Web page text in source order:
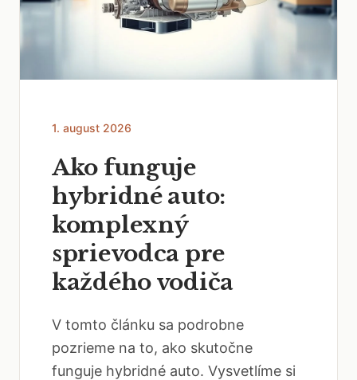
1. august 2026
Ako funguje
hybridné auto:
komplexný
sprievodca pre
každého vodiča
V tomto článku sa podrobne
pozrieme na to, ako skutočne
funguje hybridné auto. Vysvetlíme si